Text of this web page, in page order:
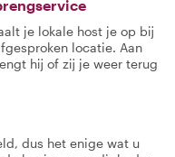
je lokale host je op bij
locatie. Aan
hij of zij je weer terug
dus het enige wat u